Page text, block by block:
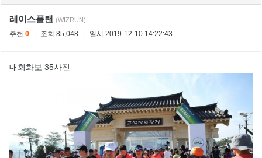
레이스플랜 (WIZRUN)
추천 0 조회 85,048 일시 2019-12-10 14:22:43
대회화보 35사진